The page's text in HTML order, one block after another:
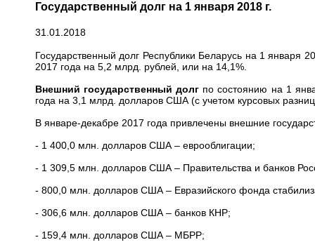
Государственный долг на 1 января 2018 г.
31.01.2018
Государственный долг Республики Беларусь на 1 января
2017 года на 5,2 млрд. рублей, или на 14,1%.
Внешний государственный долг по состоянию на 1
года на 3,1 млрд. долларов США (с учетом курсовых
В январе-декабре 2017 года привлечены внешние
- 1 400,0 млн. долларов США – еврооблигации;
- 1 309,5 млн. долларов США – Правительства и банков
- 800,0 млн. долларов США – Евразийского фонда
- 306,6 млн. долларов США – банков КНР;
- 159,4 млн. долларов США – МБРР;